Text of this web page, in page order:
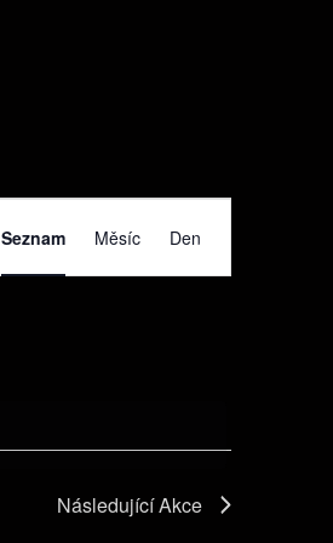
pro
Seznam Měsíc Den
NásledujícíAkce